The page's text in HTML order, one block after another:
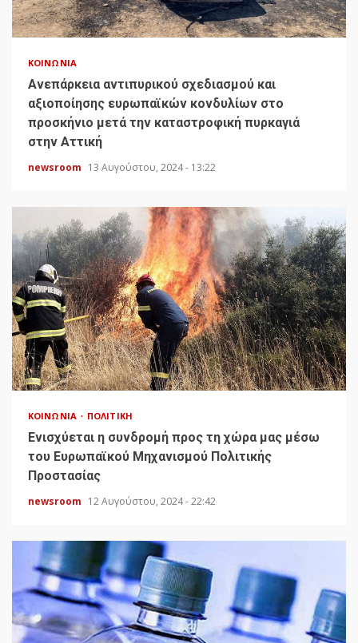
ΚΟΙΝΩΝΊΑ
Ανεπάρκεια αντιπυρικού σχεδιασμού και
αξιοποίησης ευρωπαϊκών κονδυλίων στο
προσκήνιο μετά την καταστροφική πυρκαγιά
στην Αττική
newsroom 13 Αυγούστου, 2024 - 13:22
ΚΟΙΝΩΝΊΑ ΠΟΛΙΤΙΚΉ
Ενισχύεται η συνδρομή προς τη χώρα μας μέσω
του Ευρωπαϊκού Μηχανισμού Πολιτικής
Προστασίας
newsroom 12 Αυγούστου, 2024 - 22:42